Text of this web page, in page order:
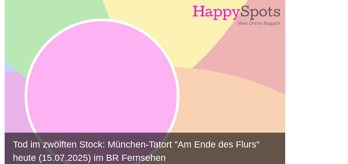
Tod im zwölften Stock: München-Tatort "Am Ende des Flurs"
heute (15.07.2025) im BR Fernsehen